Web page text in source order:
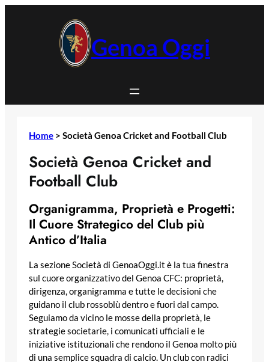
Genoa Oggi
Home > Società Genoa Cricket and Football Club
Società Genoa Cricket and
Football Club
Organigramma, Proprietà e Progetti:
Il Cuore Strategico del Club più
Antico d’Italia
La sezione Società di GenoaOggi.it è la tua finestra
sul cuore organizzativo del Genoa CFC: proprietà,
dirigenza, organigramma e tutte le decisioni che
guidano il club rossoblù dentro e fuori dal campo.
Seguiamo da vicino le mosse della proprietà, le
strategie societarie, i comunicati ufficiali e le
iniziative istituzionali che rendono il Genoa molto più
di una semplice squadra di calcio. Un club con radici